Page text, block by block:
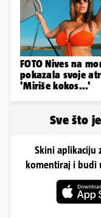
FOTO Nives na
pokazala svoje
'Miriše kokos...'
Sve što
Skini aplikaciju
komentiraj i budi